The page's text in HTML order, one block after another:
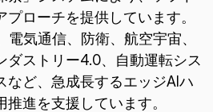
ローチを提供しています。
気通信、防衛、航空宇宙、
ダストリー4.0、自動運転シス
など、急成長するエッジAIハ
進を支援しています。